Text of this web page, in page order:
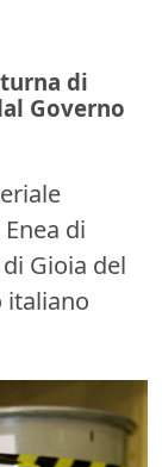
di
Governo
di
Gioia del
italiano